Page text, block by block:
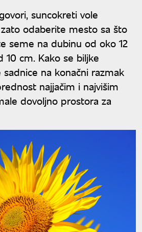
suncokreti vole
odaberite mesto sa što
seme na dubinu od oko 12
10 cm. Kako se biljke
na konačni razmak
najjačim i najvišim
dovoljno prostora za